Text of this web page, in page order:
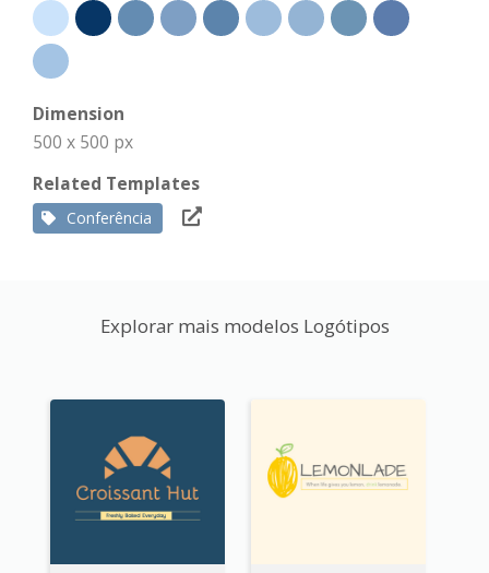
Dimension
500 x 500 px
Related Templates
Conferência
Explorar mais modelos Logótipos